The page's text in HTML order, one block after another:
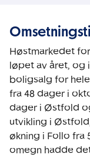
Høstmarkedet
løpet av året, og
boligsalg for
fra 48 dager i
dager i Østfold
utvikling i
økning i Follo fra
omegn hadde